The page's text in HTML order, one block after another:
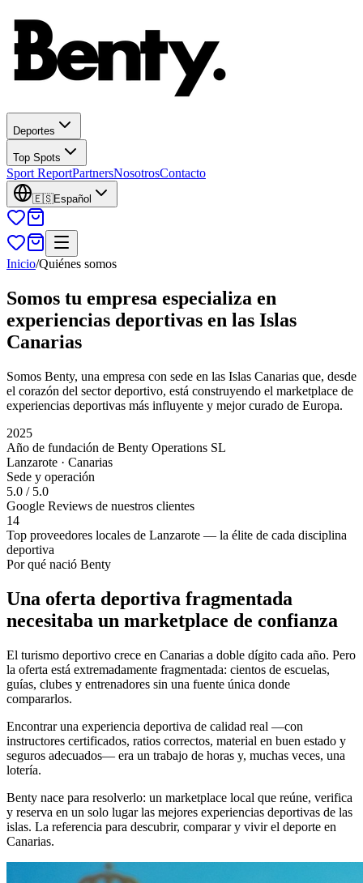
Deportes
Top Spots
Sport ReportPartnersNosotrosContacto
🇪🇸Español
Inicio/Quiénes somos
Somos tu empresa especializa en
experiencias deportivas en las Islas
Canarias
Somos Benty, una empresa con sede en las Islas Canarias que, desde
el corazón del sector deportivo, está construyendo el marketplace de
experiencias deportivas más influyente y mejor curado de Europa.
2025
Año de fundación de Benty Operations SL
Lanzarote · Canarias
Sede y operación
5.0 / 5.0
Google Reviews de nuestros clientes
14
Top proveedores locales de Lanzarote — la élite de cada disciplina
deportiva
Por qué nació Benty
Una oferta deportiva fragmentada
necesitaba un marketplace de confianza
El turismo deportivo crece en Canarias a doble dígito cada año. Pero
la oferta está extremadamente fragmentada: cientos de escuelas,
guías, clubes y entrenadores sin una fuente única donde
compararlos.
Encontrar una experiencia deportiva de calidad real —con
instructores certificados, ratios correctos, material en buen estado y
seguros adecuados— era un trabajo de horas y, muchas veces, una
lotería.
Benty nace para resolverlo: un marketplace local que reúne, verifica
y reserva en un solo lugar las mejores experiencias deportivas de las
islas. La referencia para descubrir, comparar y vivir el deporte en
Canarias.